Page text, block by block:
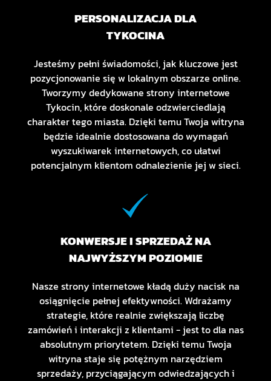
PERSONALIZACJA DLA
TYKOCINA
Jesteśmy pełni świadomości, jak kluczowe jest
pozycjonowanie się w lokalnym obszarze online.
Tworzymy dedykowane strony internetowe
Tykocin, które doskonale odzwierciedlają
charakter tego miasta. Dzięki temu Twoja witryna
będzie idealnie dostosowana do wymagań
wyszukiwarek internetowych, co ułatwi
potencjalnym klientom odnalezienie jej w sieci.
KONWERSJE I SPRZEDAŻ NA
NAJWYŻSZYM POZIOMIE
Nasze strony internetowe kładą duży nacisk na
osiągnięcie pełnej efektywności. Wdrażamy
strategie, które realnie zwiększają liczbę
zamówień i interakcji z klientami - jest to dla nas
absolutnym priorytetem. Dzięki temu Twoja
witryna staje się potężnym narzędziem
sprzedaży, przyciągającym odwiedzających i